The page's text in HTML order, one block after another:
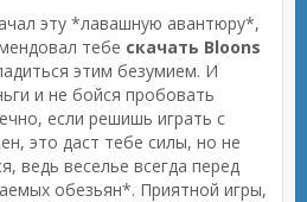
эту *лавашную авантюру*,
тебе скачать Bloons
этим безумием. И
и не бойся пробовать
если решишь играть с
это даст тебе силы, но не
ведь веселье всегда перед
обезьян*. Приятной игры,